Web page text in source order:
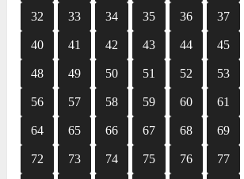
32 33 34 35 36 37
40 41 42 43 44 45
48 49 50 51 52 53
56 57 58 59 60 61
64 65 66 67 68 69
72 73 74 75 76 77